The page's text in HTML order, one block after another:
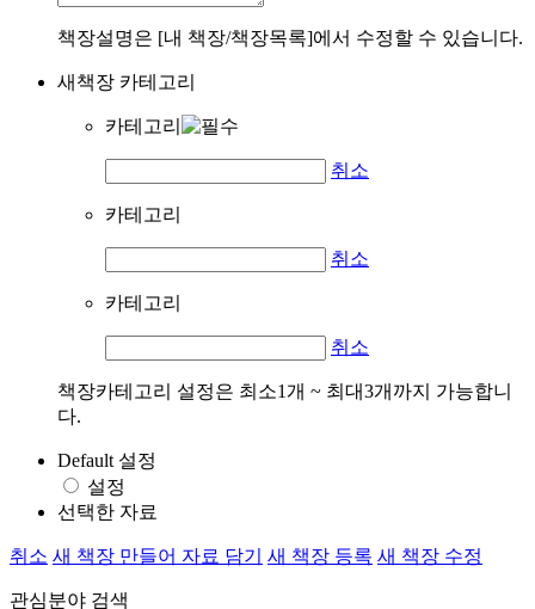
책장설명은 [내 책장/책장목록]에서 수정할 수 있습니다.
새책장 카테고리
카테고리
취소
카테고리
취소
카테고리
취소
책장카테고리 설정은 최소1개 ~ 최대3개까지 가능합니
다.
Default 설정
설정
선택한 자료
취소 새 책장 만들어 자료 담기 새 책장 등록 새 책장 수정
관심분야 검색